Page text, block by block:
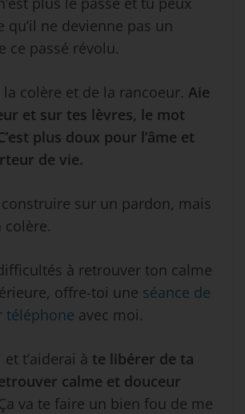
qu’il ne devienne pas un
ce passé révolu.
colère et de la rancoeur. Aie
et sur tes lèvres, le mot
plus doux pour l’âme et
de vie.
sur un pardon, mais
colère.
à retrouver ton calme
offre-toi une séance de
téléphone avec moi.
et t’aiderai à te libérer de ta
calme et douceur
va te faire un bien fou de me